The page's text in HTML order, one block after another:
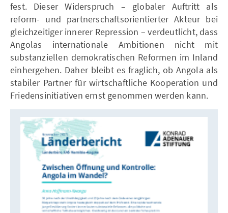
fest. Dieser Widerspruch – globaler Auftritt als
reform- und partnerschaftsorientierter Akteur bei
gleichzeitiger innerer Repression – verdeutlicht, dass
Angolas internationale Ambitionen nicht mit
substanziellen demokratischen Reformen im Inland
einhergehen. Daher bleibt es fraglich, ob Angola als
stabiler Partner für wirtschaftliche Kooperation und
Friedensinitiativen ernst genommen werden kann.